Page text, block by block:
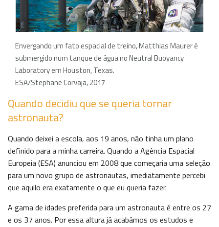
Envergando um fato espacial de treino, Matthias Maurer é
submergido num tanque de água no Neutral Buoyancy
Laboratory em Houston, Texas.
ESA/Stephane Corvaja, 2017
Quando decidiu que se queria tornar
astronauta?
Quando deixei a escola, aos 19 anos, não tinha um plano
definido para a minha carreira. Quando a Agência Espacial
Europeia (ESA) anunciou em 2008 que começaria uma seleção
para um novo grupo de astronautas, imediatamente percebi
que aquilo era exatamente o que eu queria fazer.
A gama de idades preferida para um astronauta é entre os 27
e os 37 anos. Por essa altura já acabámos os estudos e